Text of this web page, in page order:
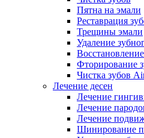
Пятна на эмали
Реставрация
Трещины эмали
Удаление
Фторирование
Чистка зубов
Лечение десен
Лечение
Лечение
Лечение
Шинирование